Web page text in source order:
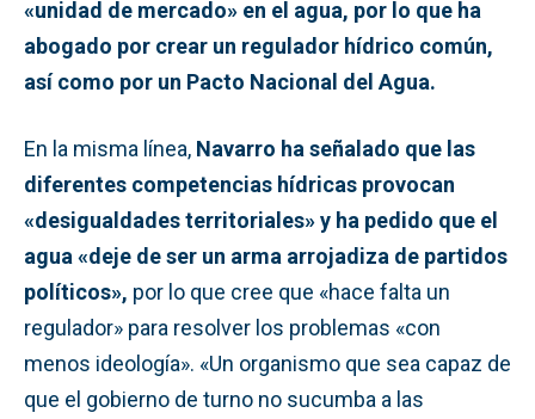
«unidad de mercado» en el agua, por lo que ha
abogado por crear un regulador hídrico común,
así como por un Pacto Nacional del Agua.
En la misma línea, Navarro ha señalado que las
diferentes competencias hídricas provocan
«desigualdades territoriales» y ha pedido que el
agua «deje de ser un arma arrojadiza de partidos
políticos», por lo que cree que «hace falta un
regulador» para resolver los problemas «con
menos ideología». «Un organismo que sea capaz de
que el gobierno de turno no sucumba a las